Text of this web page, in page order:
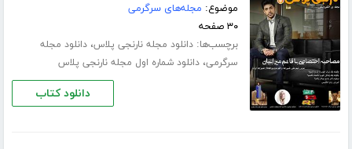
موضوع: مجله‌های سرگرمی
۳۰ صفحه
برچسب‌ها:دانلود مجله نارنجی پلاس،دانلود مجله
سرگرمی،دانلود شماره اول مجله نارنجی پلاس
دانلود کتاب